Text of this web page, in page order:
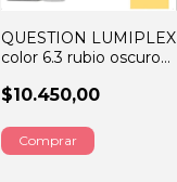
QUESTION LUMIPLEX
color 6.3 rubio oscuro
$10.450,00